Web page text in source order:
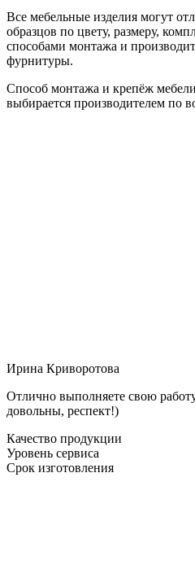
Все мебельные изделия могут
образцов по цвету, размеру,
способами монтажа и
фурнитуры.
Способ монтажа и крепёж
выбирается производителем по
Ирина Криворотова
Отлично выполняете свою
довольны, респект!)
Качество продукции
Уровень сервиса
Срок изготовления